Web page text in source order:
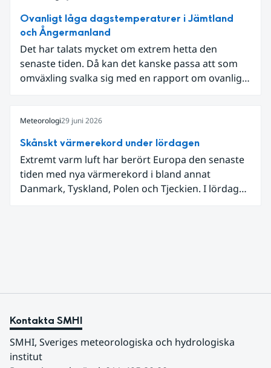
Ovanligt låga dagstemperaturer i Jämtland
och Ångermanland
Det har talats mycket om extrem hetta den
senaste tiden. Då kan det kanske passa att som
omväxling svalka sig med en rapport om ovanligt
Meteorologi29 juni 2026
Skånskt värmerekord under lördagen
Extremt varm luft har berört Europa den senaste
tiden med nya värmerekord i bland annat
Danmark, Tyskland, Polen och Tjeckien. I lördags
Kontakta SMHI
SMHI, Sveriges meteorologiska och hydrologiska
institut